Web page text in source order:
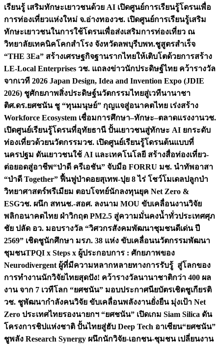
เรียนรู้ เสริมทักษะเยาวชนด้วย AI เปิดศูนย์การเรียนรู้โดรนเพื่อ
การท่องเที่ยวแห่งใหม่ จ.อ่างทองวช. เปิดศูนย์การเรียนรู้เสริม
ทักษะเยาวชนในการใช้โดรนเพื่อส่งเสริมการท่องเที่ยว ณ
วิทยาลัยเทคนิคโคกสำโรง จังหวัดลพบุรีบพท.ชูสูตรสำเร็จ
“THE 3Ea” สร้างเศรษฐกิจฐานรากไทยให้เติบโตด้วยการสร้าง
LE-Local Enterprises วช. แถลงข่าวนักประดิษฐ์ไทย คว้ารางวัล
จากเวที 2026 Japan Design, Idea and Invention Expo (JDIE
2026) ชูศักยภาพสิ่งประดิษฐ์นวัตกรรมไทยสู่เวทีนานาชา
ติศ.ดร.ยศชนัน ชู “ทุนมนุษย์” กุญแจสู่อนาคตไทย เร่งสร้าง
Workforce Ecosystem เชื่อมการศึกษา–ทักษะ–ตลาดแรงงานวช.
เปิดศูนย์เรียนรู้โดรนที่อุทัยธานี ปั้นเยาวชนสู่ทักษะ AI ยกระดับ
ท่องเที่ยวด้วยนวัตกรรมวช. เปิดศูนย์เรียนรู้โดรนต้นแบบที่
นครปฐม ดันเยาวชนใช้ AI และเทคโนโลยี สร้างสื่อท่องเที่ยว-
ต่อยอดสู่อาชีพ“ป่าดี ครีเอชัน” จับมือ FORRU มช. นำทัพอาสา
“ป่าดี Together” ฟื้นฟูป่าดอยสุเทพ-ปุย 8 ไร่ โชว์โมเดลปลูกป่า
วิทยาศาสตร์พรีเมียม ตอบโจทย์นักลงทุนยุค Net Zero &
ESGวช. ผนึก สทนช.-สอศ. ลงนาม MOU ขับเคลื่อนงานวิจัย
พลิกอนาคตไทย ฝ่าวิกฤต PM2.5 สู่ความมั่นคงน้ำทั่วประเทศศุภ
ชัย ปลัด อว. มอบรางวัล “วิศวกรสังคมพัฒนาชุมชนดีเด่น ปี
2569” เชิดชูนักศึกษา มรภ. 38 แห่ง ขับเคลื่อนนวัตกรรมพัฒนา
ชุมชนTPQI x Steps x ผู้ประกอบการ : ศักยภาพของ
Neurodivergent ผู้ที่มีความหลากหลายทางการรับรู้ สู่โลกของ
การทำงานนักวิจัยไทยสุดปัง! คว้ารางวัลนานาชาติกว่า 400 ผล
งาน จาก 7 เวทีโลก “ยศชนัน” มอบประกาศนียบัตรเชิดชูเกียรติ
วช. ชูพัฒนากำลังคนวิจัย ขับเคลื่อนพลังงานยั่งยืน มุ่งเป้า Net
Zero ประเทศไทยรองนายกฯ “ยศชนัน” เปิดเกม Siam Silica ดัน
โครงการชิปแห่งชาติ ปั้นไทยสู่ฮับ Deep Tech อาเซียน“ยศชนัน”
ชูพลัง Research Synergy ผนึกนักวิจัย-เอกชน-ชุมชน เปลี่ยนงาน